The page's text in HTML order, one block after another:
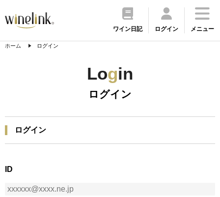
ワイン日記 ログイン メニュー
ホーム ログイン
Login
ログイン
ログイン
ID